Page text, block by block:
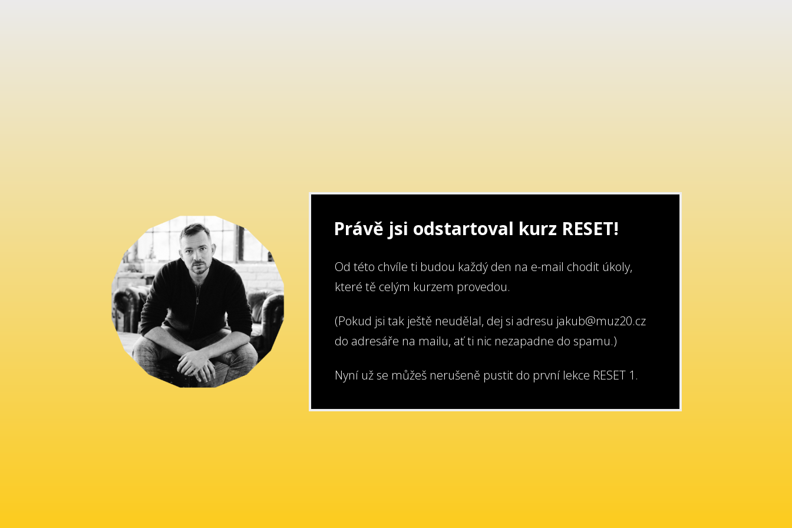
Právě jsi odstartoval kurz RESET!
Od této chvíle ti budou každý den na e-mail chodit úkoly,
které tě celým kurzem provedou.
(Pokud jsi tak ještě neudělal, dej si adresu jakub@muz20.cz
do adresáře na mailu, ať ti nic nezapadne do spamu.)
Nyní už se můžeš nerušeně pustit do první lekce RESET 1.